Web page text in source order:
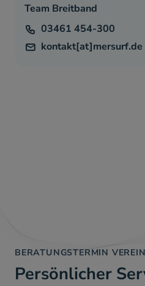
Team Breitband
Telefon03461 454-300
kontakt[at]mersurf.de
Persönlicher
BERATUNGSTERMIN